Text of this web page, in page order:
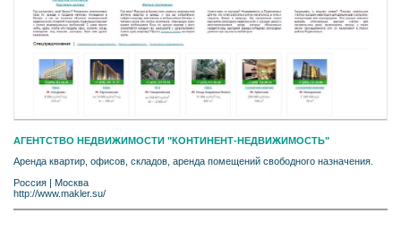
АГЕНТСТВО НЕДВИЖИМОСТИ "КОНТИНЕНТ-НЕДВИЖИМОСТЬ"
Аренда квартир, офисов, складов, аренда помещений свободного назначения.
Россия
Москва
http://www.makler.su/